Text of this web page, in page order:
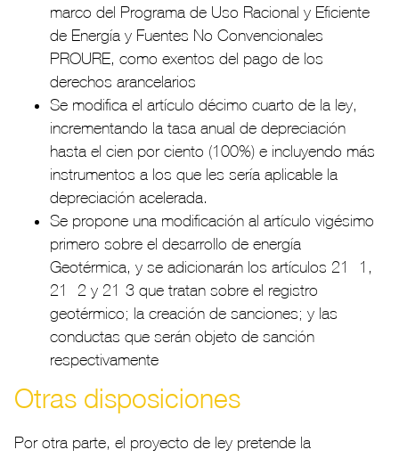
marco del Programa de Uso Racional y Eficiente
de Energía y Fuentes No Convencionales -
PROURE, como exentos del pago de los
derechos arancelarios
Se modifica el artículo décimo cuarto de la ley,
incrementando la tasa anual de depreciación
hasta el cien por ciento (100%) e incluyendo más
instrumentos a los que les sería aplicable la
depreciación acelerada.
Se propone una modificación al artículo vigésimo
primero sobre el desarrollo de energía
Geotérmica, y se adicionarán los artículos 21 -1,
21 -2 y 21-3 que tratan sobre el registro
geotérmico; la creación de sanciones; y las
conductas que serán objeto de sanción
respectivamente
Otras disposiciones
Por otra parte, el proyecto de ley pretende la